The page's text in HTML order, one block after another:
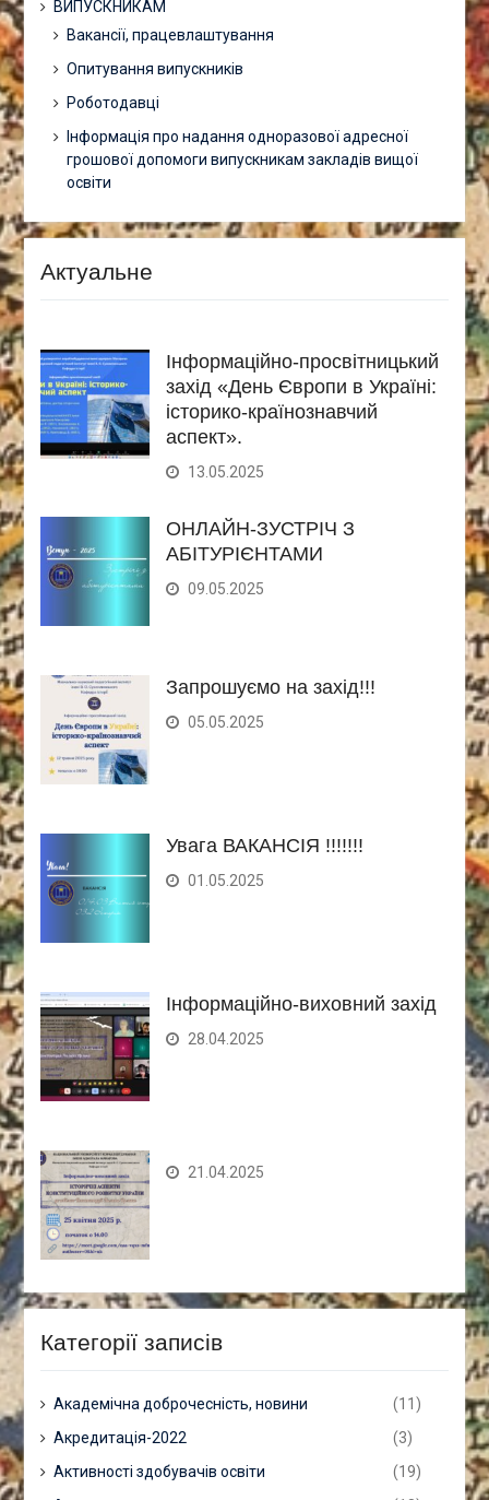
ВИПУСКНИКАМ
Вакансії, працевлаштування
Опитування випускників
Роботодавці
Інформація про надання одноразової адресної
грошової допомоги випускникам закладів вищої
освіти
Актуальне
Інформаційно-просвітницький
захід «День Європи в Україні:
історико-країнознавчий
аспект».
13.05.2025
ОНЛАЙН-ЗУСТРІЧ З
АБІТУРІЄНТАМИ
09.05.2025
Запрошуємо на захід!!!
05.05.2025
Увага ВАКАНСІЯ !!!!!!!
01.05.2025
Інформаційно-виховний захід
28.04.2025
21.04.2025
Категорії записів
Академічна доброчесність, новини
(11)
Акредитація-2022
(3)
Активності здобувачів освіти
(19)